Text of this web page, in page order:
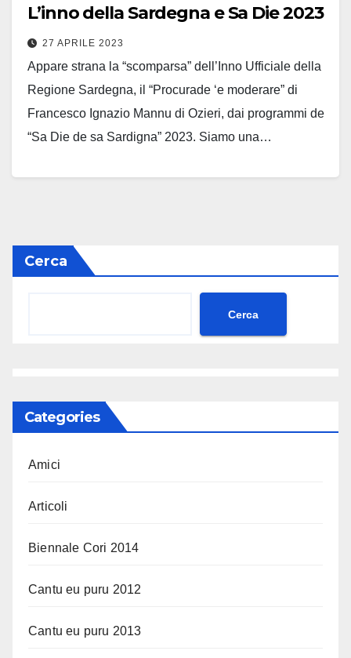
L’inno della Sardegna e Sa Die 2023
27 APRILE 2023
Appare strana la “scomparsa” dell’Inno Ufficiale della
Regione Sardegna, il “Procurade ‘e moderare” di
Francesco Ignazio Mannu di Ozieri, dai programmi de
“Sa Die de sa Sardigna” 2023. Siamo una…
Cerca
Cerca
Categories
Amici
Articoli
Biennale Cori 2014
Cantu eu puru 2012
Cantu eu puru 2013